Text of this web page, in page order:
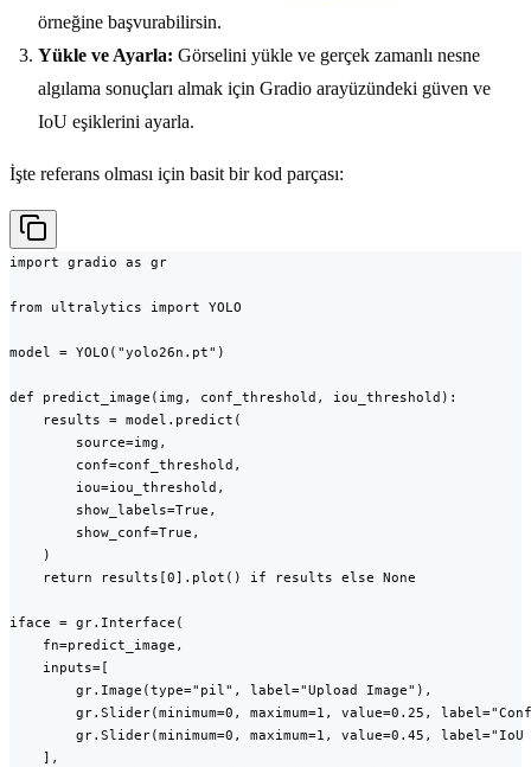
örneğine başvurabilirsin.
Yükle ve Ayarla: Görselini yükle ve gerçek zamanlı nesne
algılama sonuçları almak için Gradio arayüzündeki güven ve
IoU eşiklerini ayarla.
İşte referans olması için basit bir kod parçası:
import gradio as gr
from ultralytics import YOLO
model = YOLO("yolo26n.pt")
def predict_image(img, conf_threshold, iou_threshold):
    results = model.predict(
        source=img,
        conf=conf_threshold,
        iou=iou_threshold,
        show_labels=True,
        show_conf=True,
    )
    return results[0].plot() if results else None
iface = gr.Interface(
    fn=predict_image,
    inputs=[
        gr.Image(type="pil", label="Upload Image"),
gr.Slider(minimum=0, maximum=1, value=0.25,
gr.Slider(minimum=0, maximum=1, value=0.45, label="IoU
    ],